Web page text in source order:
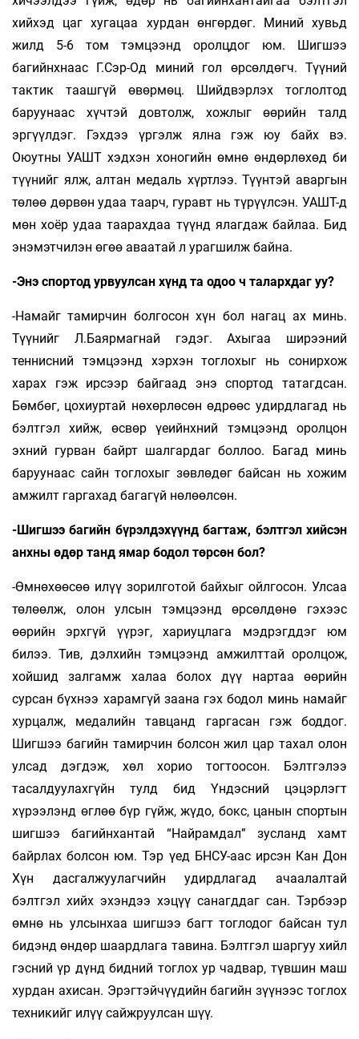
хийхэд цаг хугацаа хурдан өнгөрдөг. Миний хувьд
жилд 5-6 том тэмцээнд оролцдог юм. Шигшээ
багийнхнаас Г.Сэр-Од миний гол өрсөлдөгч. Түүний
тактик таашгүй өвөрмөц. Шийдвэрлэх тоглолтод
баруунаас хүчтэй довтолж, хожлыг өөрийн талд
эргүүлдэг. Гэхдээ үргэлж ялна гэж юу байх вэ.
Оюутны УАШТ хэдхэн хоногийн өмнө өндөрлөхөд би
түүнийг ялж, алтан медаль хүртлээ. Түүнтэй аваргын
төлөө дөрвөн удаа таарч, гуравт нь түрүүлсэн. УАШТ-д
мөн хоёр удаа таарахдаа түүнд ялагдаж байлаа. Бид
энэмэтчилэн өгөө аваатай л урагшилж байна.
-Энэ спортод урвуулсан хүнд та одоо ч талархдаг уу?
-Намайг тамирчин болгосон хүн бол нагац ах минь.
Түүнийг Л.Баярмагнай гэдэг. Ахыгаа ширээний
теннисний тэмцээнд хэрхэн тоглохыг нь сонирхож
харах гэж ирсээр байгаад энэ спортод татагдсан.
Бөмбөг, цохиуртай нөхөрлөсөн өдрөөс удирдлагад нь
бэлтгэл хийж, өсвөр үеийнхний тэмцээнд оролцон
эхний гурван байрт шалгардаг боллоо. Багад минь
баруунаас сайн тоглохыг зөвлөдөг байсан нь хожим
амжилт гаргахад багагүй нөлөөлсөн.
-Шигшээ багийн бүрэлдэхүүнд багтаж, бэлтгэл хийсэн
анхны өдөр танд ямар бодол төрсөн бол?
-Өмнөхөөсөө илүү зорилготой байхыг ойлгосон. Улсаа
төлөөлж, олон улсын тэмцээнд өрсөлдөнө гэхээс
өөрийн эрхгүй үүрэг, хариуцлага мэдрэгддэг юм
билээ. Тив, дэлхийн тэмцээнд амжилттай оролцож,
хойшид залгамж халаа болох дүү нартаа өөрийн
сурсан бүхнээ харамгүй заана гэх бодол минь намайг
хурцалж, медалийн тавцанд гаргасан гэж боддог.
Шигшээ багийн тамирчин болсон жил цар тахал олон
улсад дэгдэж, хөл хорио тогтоосон. Бэлтгэлээ
тасалдуулахгүйн тулд бид Үндэсний цэцэрлэгт
хүрээлэнд өглөө бүр гүйж, жүдо, бокс, цанын спортын
шигшээ багийнхантай “Найрамдал” зусланд хамт
байрлах болсон юм. Тэр үед БНСУ-аас ирсэн Кан Дон
Хүн дасгалжуулагчийн удирдлагад ачаалалтай
бэлтгэл хийх эхэндээ хэцүү санагддаг сан. Тэрбээр
өмнө нь улсынхаа шигшээ багт тоглодог байсан тул
бидэнд өндөр шаардлага тавина. Бэлтгэл шаргуу хийл
гэсний үр дүнд бидний тоглох ур чадвар, түвшин маш
хурдан ахисан. Эрэгтэйчүүдийн багийн зүүнээс тоглох
техникийг илүү сайжруулсан шүү.